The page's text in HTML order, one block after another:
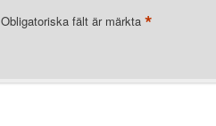
Obligatoriska fält är märkta *